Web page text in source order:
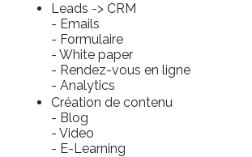
Leads -> CRM
- Emails
- Formulaire
- White paper
- Rendez-vous en ligne
- Analytics
Création de contenu
- Blog
- Video
- E-Learning